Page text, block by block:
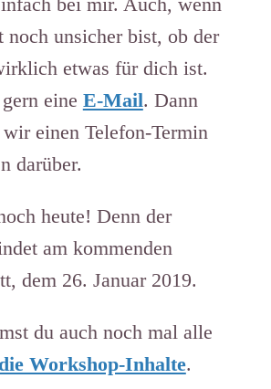
unsicher bist, ob der
etwas für dich ist.
eine E-Mail. Dann
einen Telefon-Termin
darüber.
heute! Denn der
am kommenden
dem 26. Januar 2019.
du auch noch mal alle
Workshop-Inhalte.